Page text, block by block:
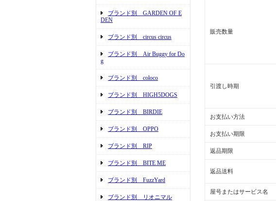
ブランド別 GARDEN OF E
DEN
ブランド別 circus circus
ブランド別 Air Buggy for Do
g
ブランド別 coloco
ブランド別 HIGH5DOGS
ブランド別 BIRDIE
ブランド別 OPPO
ブランド別 RIP
ブランド別 BITE ME
ブランド別 FuzzYard
ブランド別 リオニマル
販売数量
引渡し時期
お支払い方法
お支払い期限
返品期限
返品送料
屋号またはサービス名